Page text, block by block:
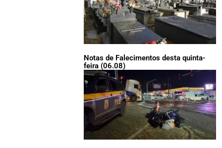
Notas de Falecimentos desta quinta-
feira (06.08)